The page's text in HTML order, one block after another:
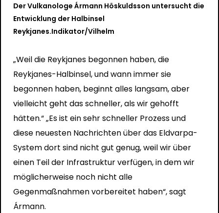
Der Vulkanologe Ármann Höskuldsson untersucht die
Entwicklung der Halbinsel
Reykjanes.Indikator/Vilhelm
„Weil die Reykjanes begonnen haben, die
Reykjanes-Halbinsel, und wann immer sie
begonnen haben, beginnt alles langsam, aber
vielleicht geht das schneller, als wir gehofft
hätten.“ „Es ist ein sehr schneller Prozess und
diese neuesten Nachrichten über das Eldvarpa-
System dort sind nicht gut genug, weil wir über
einen Teil der Infrastruktur verfügen, in dem wir
möglicherweise noch nicht alle
Gegenmaßnahmen vorbereitet haben“, sagt
Ármann.